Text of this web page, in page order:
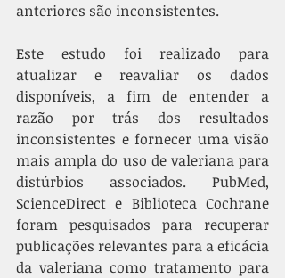
anteriores são inconsistentes.
Este estudo foi realizado para
atualizar e reavaliar os dados
disponíveis, a fim de entender a
razão por trás dos resultados
inconsistentes e fornecer uma visão
mais ampla do uso de valeriana para
distúrbios associados. PubMed,
ScienceDirect e Biblioteca Cochrane
foram pesquisados para recuperar
publicações relevantes para a eficácia
da valeriana como tratamento para